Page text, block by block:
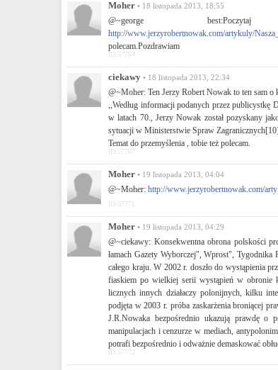
Moher • 18 listopada 2013, 18:55
@~george
http://www.jerzyrobertnowak.com/artykuly/
polecam.Pozdrawiam
ID:57764
ciekawy • 18 listopada 2013, 22:34
@~Moher: Ten Jerzy Robert Nowak to ten sam o
,,Według informacji podanych przez publicystkę
w latach 70., Jerzy Nowak został pozyskany
sytuacji w Ministerstwie Spraw
Temat do przemyślenia , tobie też polecam.
ID:57767
Moher • 19 listopada 2013, 04:04
@~Moher: http://www.jerzyrobertnowak.com/
ID:57771
Moher • 19 listopada 2013, 04:29
@~ciekawy: Konsekwentna obrona polskości
łamach Gazety Wyborczej", Wprost",
całego kraju. W 2002 r. doszło do wystąpienia
fiaskiem po wielkiej serii wystąpień w obronie
licznych innych działaczy polonijnych, kilku
podjęta w 2003 r. próba zaskarżenia broniącej
J.R.Nowaka bezpośrednio ukazują prawdę o
manipulacjach i cenzurze w mediach,
potrafi bezpośrednio i odważnie demaskować
ID:57772